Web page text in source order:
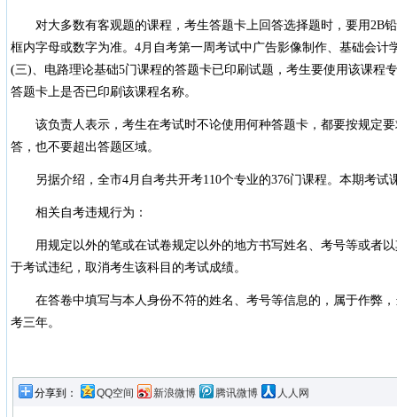
对大多数有客观题的课程，考生答题卡上回答选择题时，要用2B
框内字母或数字为准。4月自考第一周考试中广告影像制作、基础会计
(三)、电路理论基础5门课程的答题卡已印刷试题，考生要使用该课程
答题卡上是否已印刷该课程名称。
该负责人表示，考生在考试时不论使用何种答题卡，都要按规定要
答，也不要超出答题区域。
另据介绍，全市4月自考共开考110个专业的376门课程。本期考试
相关自考违规行为：
用规定以外的笔或在试卷规定以外的地方书写姓名、考号等或者以
于考试违纪，取消考生该科目的考试成绩。
在答卷中填写与本人身份不符的姓名、考号等信息的，属于作弊，
考三年。
分享到： QQ空间 新浪微博 腾讯微博 人人网